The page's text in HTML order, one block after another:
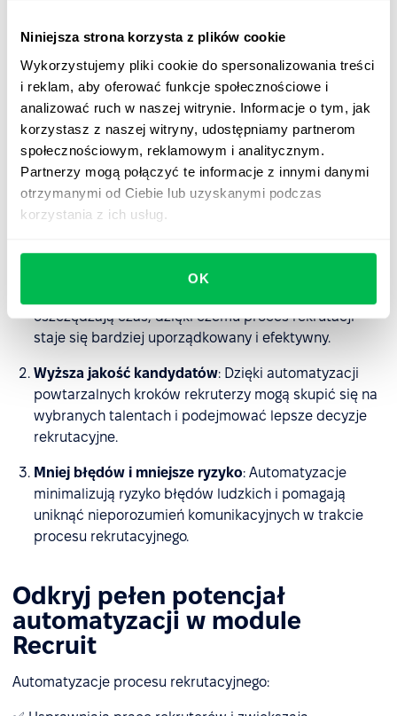
Niniejsza strona korzysta z plików cookie
Wykorzystujemy pliki cookie do spersonalizowania treści
i reklam, aby oferować funkcje społecznościowe i
analizować ruch w naszej witrynie. Informacje o tym, jak
korzystasz z naszej witryny, udostępniamy partnerom
społecznościowym, reklamowym i analitycznym.
Partnerzy mogą połączyć te informacje z innymi danymi
otrzymanymi od Ciebie lub uzyskanymi podczas
korzystania z ich usług.
OK
Szczegółowe informacje na temat konfiguracji
automatyzacji znajdzieszw bazie wiedzy PeopleForce.
Dlaczego automatyzacje
modułu Recruit to must-have
rekrutacji?
Oto trzy główne powody, dla których automatyzacje
Lepiej zorganizowany proces rekrutacyjny
oszczędzają czas, dzięki czemu proces rekrutacji
staje się bardziej uporządkowany i efektywny.
Wyższa jakość kandydatów: Dzięki automatyzacji
powtarzalnych kroków rekruterzy mogą skupić się na
wybranych talentach i podejmować lepsze decyzje
rekrutacyjne.
Mniej błędów i mniejsze ryzyko: Automatyzacje
minimalizują ryzyko błędów ludzkich i pomagają
uniknąć nieporozumień komunikacyjnych w trakcie
procesu rekrutacyjnego.
Odkryj pełen potencjał
automatyzacji w module
Recruit
Automatyzacje procesu rekrutacyjnego: